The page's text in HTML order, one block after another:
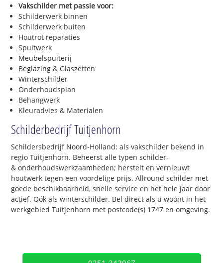
Vakschilder met passie voor:
Schilderwerk binnen
Schilderwerk buiten
Houtrot reparaties
Spuitwerk
Meubelspuiterij
Beglazing & Glaszetten
Winterschilder
Onderhoudsplan
Behangwerk
Kleuradvies & Materialen
Schilderbedrijf Tuitjenhorn
Schildersbedrijf Noord-Holland: als vakschilder bekend in
regio Tuitjenhorn. Beheerst alle typen schilder-
& onderhoudswerkzaamheden; herstelt en vernieuwt
houtwerk tegen een voordelige prijs. Allround schilder met
goede beschikbaarheid, snelle service en het hele jaar door
actief. Oók als winterschilder. Bel direct als u woont in het
werkgebied Tuitjenhorn met postcode(s) 1747 en omgeving.